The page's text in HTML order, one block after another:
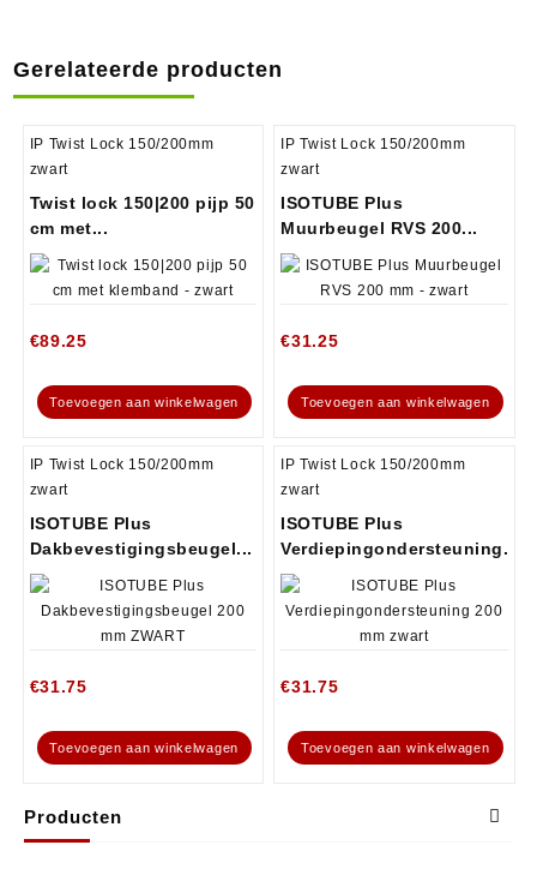
Producten
Gerelateerde producten
IP Twist Lock 150/200mm
zwart
Twist lock 150|200 pijp 50
cm met...
€89.25
Toevoegen aan winkelwagen
IP Twist Lock 150/200mm
zwart
ISOTUBE Plus
Muurbeugel RVS 200...
€31.25
Toevoegen aan winkelwagen
IP Twist Lock 150/200mm
zwart
ISOTUBE Plus
Dakbevestigingsbeugel...
€31.75
Toevoegen aan winkelwagen
IP Twist Lock 150/200mm
zwart
ISOTUBE Plus
Verdiepingondersteuning...
€31.75
Toevoegen aan winkelwagen